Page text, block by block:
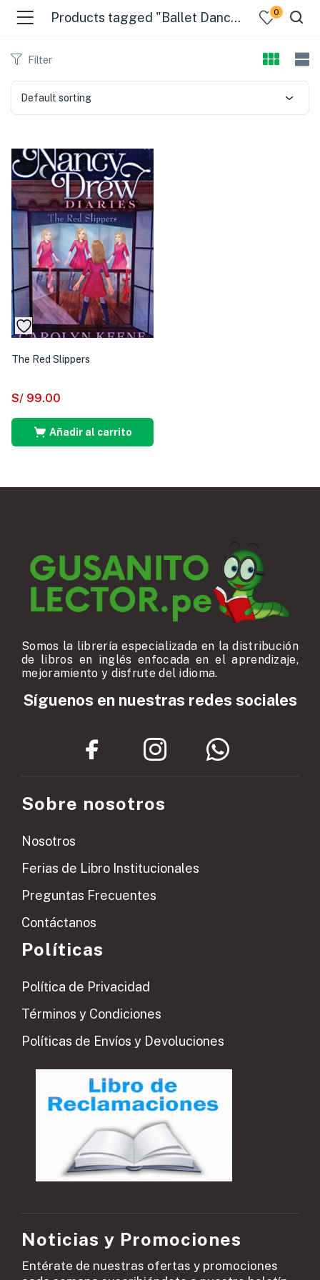
Products tagged "Ballet Dancers" 0
Filter
Default sorting
The Red Slippers
S/ 99.00
Añadir al carrito
Somos la librería especializada en la distribución
de libros en inglés enfocada en el aprendizaje,
mejoramiento y disfrute del idioma.
Síguenos en nuestras redes sociales
Sobre nosotros
Nosotros
Ferias de Libro Institucionales
Preguntas Frecuentes
Contáctanos
Políticas
Política de Privacidad
Términos y Condiciones
Políticas de Envíos y Devoluciones
Noticias y Promociones
Entérate de nuestras ofertas y promociones